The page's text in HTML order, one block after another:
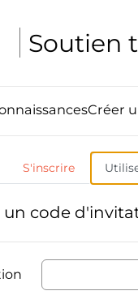
Soutien
Créer
S'inscrire
un code